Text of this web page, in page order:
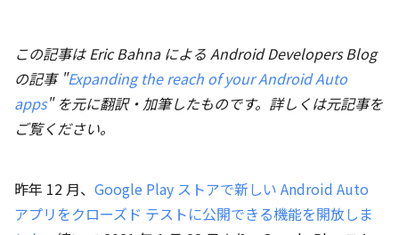
この記事は Eric Bahna による Android Developers Blog
の記事 "Expanding the reach of your Android Auto
apps" を元に翻訳・加筆したものです。詳しくは元記事を
ご覧ください。
昨年 12 月、 Google Play ストアで新しい Android Auto
アプリをクローズド テストに公開できる機能を開放しま